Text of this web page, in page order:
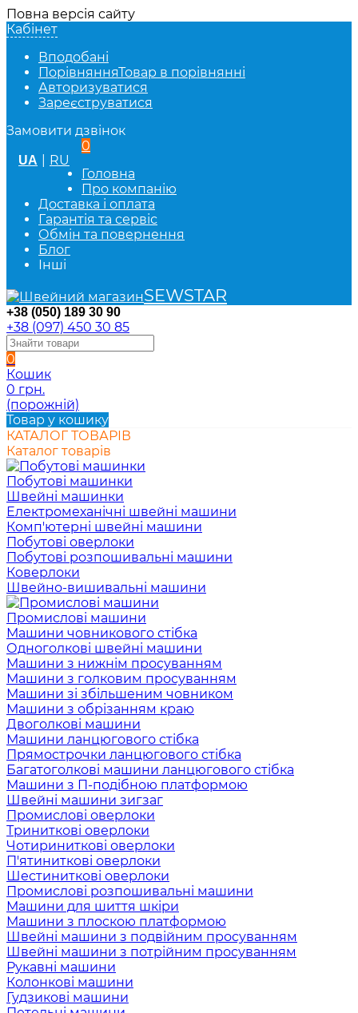
Повна версія сайту
Кабінет
Вподобані
ПорівнянняТовар в порівнянні
Авторизуватися
Зареєструватися
Замовити дзвінок
UA RU
0
Головна
Про компанію
Доставка і оплата
Гарантія та сервіс
Обмін та повернення
Блог
Інші
SEWSTAR
+38 (050) 189 30 90
+38 (097) 450 30 85
0
Кошик
0 грн.
(порожній)
Товар у кошику
КАТАЛОГ ТОВАРІВ
Каталог товарів
Побутові машинки
Швейні машинки
Електромеханічні швейні машини
Комп'ютерні швейні машини
Побутові оверлоки
Побутові розпошивальні машини
Коверлоки
Швейно-вишивальні машини
Промислові машини
Машини човникового стібка
Одноголкові швейні машини
Машини з нижнім просуванням
Машини з голковим просуванням
Машини зі збільшеним човником
Машини з обрізанням краю
Двоголкові машини
Машини ланцюгового стібка
Прямострочки ланцюгового стібка
Багатоголкові машини ланцюгового стібка
Машини з П-подібною платформою
Швейні машини зигзаг
Промислові оверлоки
Триниткові оверлоки
Чотириниткові оверлоки
П'ятиниткові оверлоки
Шестиниткові оверлоки
Промислові розпошивальні машини
Машини для шиття шкіри
Машини з плоскою платформою
Швейні машини з подвійним просуванням
Швейні машини з потрійним просуванням
Рукавні машини
Колонкові машини
Гудзикові машини